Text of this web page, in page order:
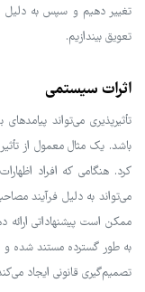
تغییر دهیم و سپس به دلیل
تعویق بیندازیم.
اثرات سیستمی
تأثیرپذیری می‌تواند
باشد. یک مثال معمول از
کرد. هنگامی که افراد
می‌تواند به دلیل فرآیند
ممکن است پیشنهاداتی
به طور گسترده مستند شده
تصمیم‌گیری قانونی ایجاد